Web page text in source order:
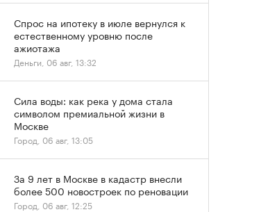
Спрос на ипотеку в июле вернулся к
естественному уровню после
ажиотажа
Деньги, 06 авг, 13:32
Сила воды: как река у дома стала
символом премиальной жизни в
Москве
Город, 06 авг, 13:05
За 9 лет в Москве в кадастр внесли
более 500 новостроек по реновации
Город, 06 авг, 12:25